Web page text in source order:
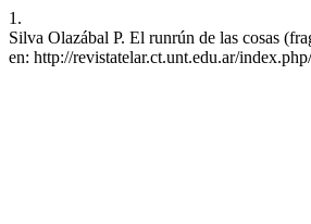
1.
Silva Olazábal P. El runrún de las cosas
en: http://revistatelar.ct.unt.edu.ar/